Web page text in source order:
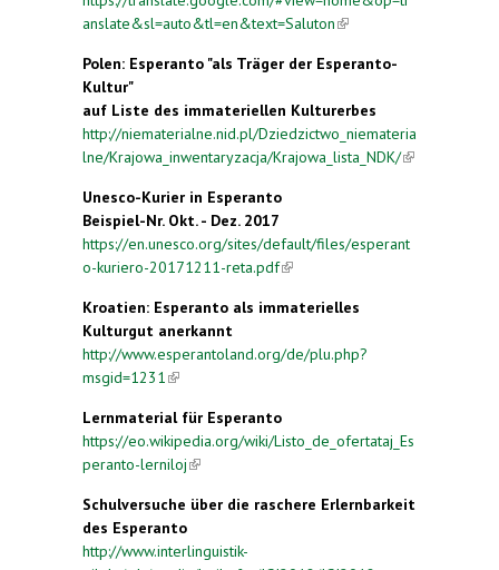
anslate&sl=auto&tl=en&text=Saluton(link is
Polen: Esperanto "als Träger der Esperanto-
Kultur"
auf Liste des immateriellen Kulturerbes
http://niematerialne.nid.pl/Dziedzictwo_niemateria
lne/Krajowa_inwentaryzacja/Krajowa_lista_NDK/(link is
Unesco-Kurier in Esperanto
Beispiel-Nr. Okt. - Dez. 2017
https://en.unesco.org/sites/default/files/esperant
o-kuriero-20171211-reta.pdf(link is external)
Kroatien: Esperanto als immaterielles
Kulturgut anerkannt
http://www.esperantoland.org/de/plu.php?
msgid=1231 (link is external)
Lernmaterial für Esperanto
https://eo.wikipedia.org/wiki/Listo_de_ofertataj_Es
peranto-lerniloj(link is external)
Schulversuche über die raschere Erlernbarkeit
des Esperanto
http://www.interlinguistik-